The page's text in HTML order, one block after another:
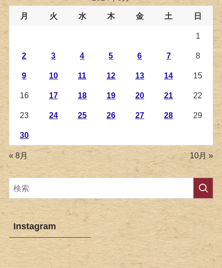
月 火 水 木 金 土 日
1
2 3 4 5 6 7 8
9 10 11 12 13 14 15
16 17 18 19 20 21 22
23 24 25 26 27 28 29
30
« 8月 10月 »
Instagram